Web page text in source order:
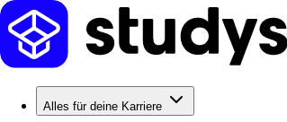
Alles für deine Karriere